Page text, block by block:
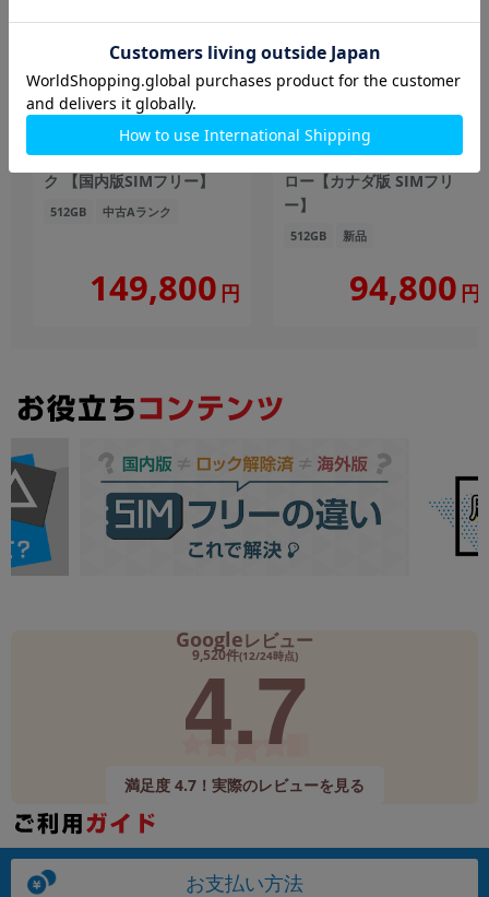
iPhone16 A3286
(MYE23J/A) 512GB ブラッ
ク 【国内版SIMフリー】
512GB 中古Aランク
149,800 円
iPhone14 Plus A2885
(MR663VC/A) 512GB イエ
ロー【カナダ版 SIMフリ
ー】
512GB 新品
94,800 円
Googleレビュー
9,520件(12/24時点)
4.7
満足度 4.7！実際のレビューを見る
お支払い方法